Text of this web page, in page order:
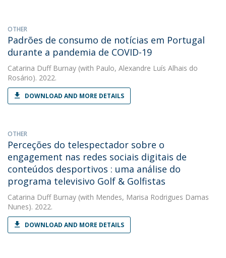
OTHER
Padrões de consumo de notícias em Portugal
durante a pandemia de COVID-19
Catarina Duff Burnay (with Paulo, Alexandre Luís Alhais do
Rosário). 2022.
DOWNLOAD AND MORE DETAILS
OTHER
Perceções do telespectador sobre o
engagement nas redes sociais digitais de
conteúdos desportivos : uma análise do
programa televisivo Golf & Golfistas
Catarina Duff Burnay (with Mendes, Marisa Rodrigues Damas
Nunes). 2022.
DOWNLOAD AND MORE DETAILS